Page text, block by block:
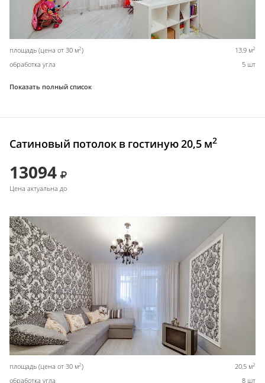
площадь (цена от 30 м2) 13,9 м2
обработка угла 5 шт
Показать полный список
Сатиновый потолок в гостиную 20,5 м2
13094
Цена актуальна до
площадь (цена от 30 м2) 20,5 м2
обработка угла 8 шт